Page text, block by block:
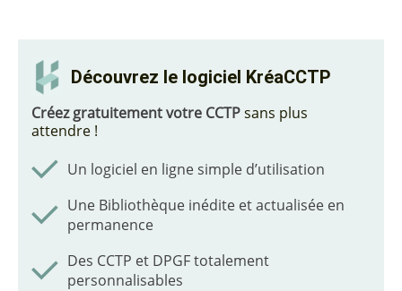
Découvrez le logiciel KréaCCTP
Créez gratuitement votre CCTPsans plus
attendre !
Un logiciel en ligne simple d’utilisation
Une Bibliothèque inédite et actualisée en
permanence
Des CCTP et DPGF totalement
personnalisables